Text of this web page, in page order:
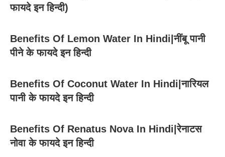
फायदे इन हिन्दी)
Benefits Of Lemon Water In Hindi|नींबू पानी
पीने के फायदे इन हिन्दी
Benefits Of Coconut Water In Hindi|नारियल
पानी के फायदे इन हिन्दी
Benefits Of Renatus Nova In Hindi|रेनाटस
नोवा के फायदे इन हिन्दी